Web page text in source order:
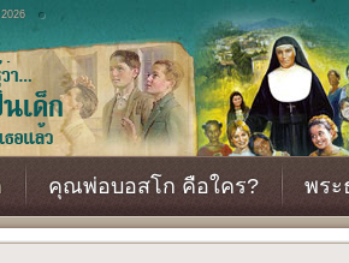
คุณพ่อบอสโก คือใคร? พระ